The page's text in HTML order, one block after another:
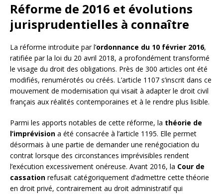
Réforme de 2016 et évolutions
jurisprudentielles à connaître
La réforme introduite par l’ordonnance du 10 février 2016,
ratifiée par la loi du 20 avril 2018, a profondément transformé
le visage du droit des obligations. Près de 300 articles ont été
modifiés, renumérotés ou créés. L’article 1107 s’inscrit dans ce
mouvement de modernisation qui visait à adapter le droit civil
français aux réalités contemporaines et à le rendre plus lisible.
Parmi les apports notables de cette réforme, la théorie de
l’imprévision a été consacrée à l’article 1195. Elle permet
désormais à une partie de demander une renégociation du
contrat lorsque des circonstances imprévisibles rendent
l’exécution excessivement onéreuse. Avant 2016, la Cour de
cassation refusait catégoriquement d’admettre cette théorie
en droit privé, contrairement au droit administratif qui